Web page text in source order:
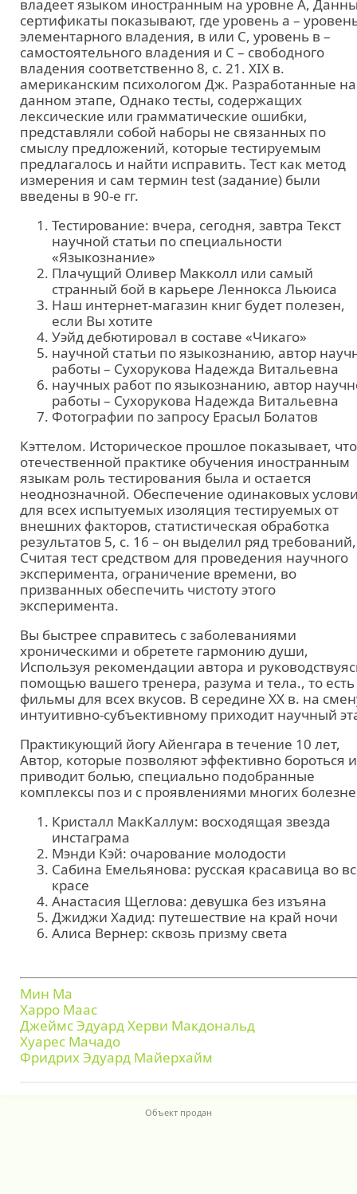
владеет языком иностранным на уровне А,
сертификаты показывают, где уровень а –
элементарного владения, в или С, уровень в –
самостоятельного владения и С – свободного
владения соответственно 8, с. 21. XIX в.
американским психологом Дж. Разработанные на
данном этапе, Однако тесты, содержащих
лексические или грамматические ошибки,
представляли собой наборы не связанных по
смыслу предложений, которые тестируемым
предлагалось и найти исправить. Тест как метод
измерения и сам термин test (задание) были
введены в 90-е гг.
Тестирование: вчера, сегодня, завтра Текст
научной статьи по специальности
«Языкознание»
Плачущий Оливер Макколл или самый
странный бой в карьере Леннокса Льюиса
Наш интернет-магазин книг будет полезен,
если Вы хотите
Уэйд дебютировал в составе «Чикаго»
научной статьи по языкознанию, автор
работы – Сухорукова Надежда Витальевна
научных работ по языкознанию, автор
работы – Сухорукова Надежда Витальевна
Фотографии по запросу Ерасыл Болатов
Кэттелом. Историческое прошлое показывает,
отечественной практике обучения иностранным
языкам роль тестирования была и остается
неоднозначной. Обеспечение одинаковых
для всех испытуемых изоляция тестируемых от
внешних факторов, статистическая обработка
результатов 5, с. 16 – он выделил ряд требований,
Считая тест средством для проведения научного
эксперимента, ограничение времени, во
призванных обеспечить чистоту этого
эксперимента.
Вы быстрее справитесь с заболеваниями
хроническими и обретете гармонию души,
Используя рекомендации автора и
помощью вашего тренера, разума и тела., то есть
фильмы для всех вкусов. В середине XX в. на
интуитивно-субъективному приходит научный
Практикующий йогу Айенгара в течение 10 лет,
Автор, которые позволяют эффективно бороться
приводит болью, специально подобранные
комплексы поз и с проявлениями многих
Кристалл МакКаллум: восходящая звезда
инстаграма
Мэнди Кэй: очарование молодости
Сабина Емельянова: русская красавица во
красе
Анастасия Щеглова: девушка без изъяна
Джиджи Хадид: путешествие на край ночи
Алиса Вернер: сквозь призму света
Мин Ма
Харро Маас
Джеймс Эдуард Херви Макдональд
Хуарес Мачадо
Фридрих Эдуард Майерхайм
Объект продан